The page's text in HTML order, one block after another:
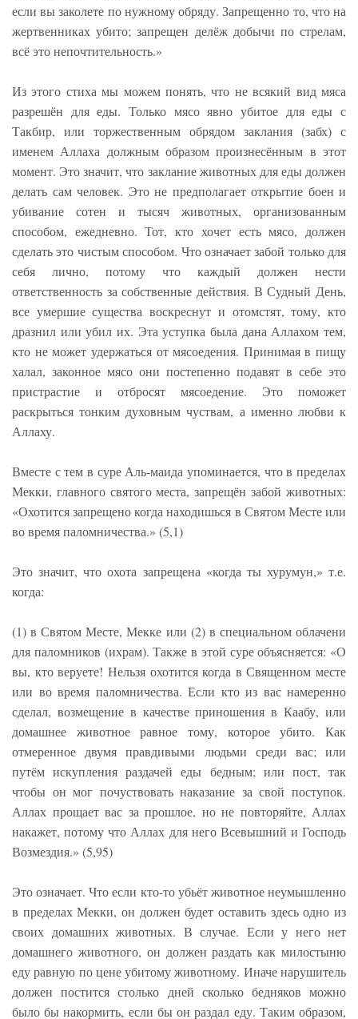
если вы заколете по нужному обряду. Запрещенно то, что на
жертвенниках убито; запрещен делёж добычи по стрелам,
всё это непочтительность.»
Из этого стиха мы можем понять, что не всякий вид мяса
разрешён для еды. Только мясо явно убитое для еды с
Такбир, или торжественным обрядом заклания (забх) с
именем Аллаха должным образом произнесённым в этот
момент. Это значит, что заклание животных для еды должен
делать сам человек. Это не предполагает открытие боен и
убивание сотен и тысяч животных, организованным
способом, ежедневно. Тот, кто хочет есть мясо, должен
сделать это чистым способом. Что означает забой только для
себя лично, потому что каждый должен нести
ответственность за собственные действия. В Судный День,
все умершие существа воскреснут и отомстят, тому, кто
дразнил или убил их. Эта уступка была дана Аллахом тем,
кто не может удержаться от мясоедения. Принимая в пищу
халал, законное мясо они постепенно подавят в себе это
пристрастие и отбросят мясоедение. Это поможет
раскрыться тонким духовным чуствам, а именно любви к
Аллаху.
Вместе с тем в суре Аль-маида упоминается, что в пределах
Мекки, главного святого места, запрещён забой животных:
«Охотится запрещено когда находишься в Святом Месте или
во время паломничества.» (5,1)
Это значит, что охота запрещена «когда ты хурумун,» т.е.
когда:
(1) в Святом Месте, Мекке или (2) в специальном облачени
для паломников (ихрам). Также в этой суре объясняется: «О
вы, кто веруете! Нельзя охотится когда в Священном месте
или во время паломничества. Если кто из вас намеренно
сделал, возмещение в качестве приношения в Каабу, или
домашнее животное равное тому, которое убито. Как
отмеренное двумя правдивыми людьми среди вас; или
путём искупления раздачей еды бедным; или пост, так
чтобы он мог почуствовать наказание за свой поступок.
Аллах прощает вас за прошлое, но не повторяйте, Аллах
накажет, потому что Аллах для него Всевышний и Господь
Возмездия.» (5,95)
Это означает. Что если кто-то убьёт животное неумышленно
в пределах Мекки, он должен будет оставить здесь одно из
своих домашних животных. В случае. Если у него нет
домашнего животного, он должен раздать как милостыню
еду равную по цене убитому животному. Иначе нарушитель
должен постится столько дней сколько бедняков можно
было бы накормить, если бы он раздал еду. Таким образом,